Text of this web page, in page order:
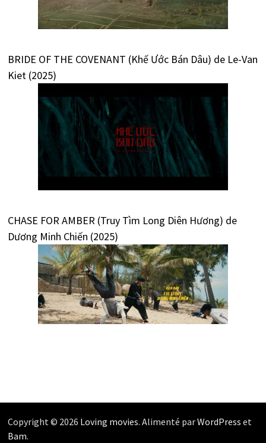
BRIDE OF THE COVENANT (Khế Ước Bán Dâu) de Le-Van
Kiet (2025)
CHASE FOR AMBER (Truy Tìm Long Diên Hương) de
Dương Minh Chiến (2025)
Copyright © 2026 Loving movies. Alimenté parWordPress et
Bam.